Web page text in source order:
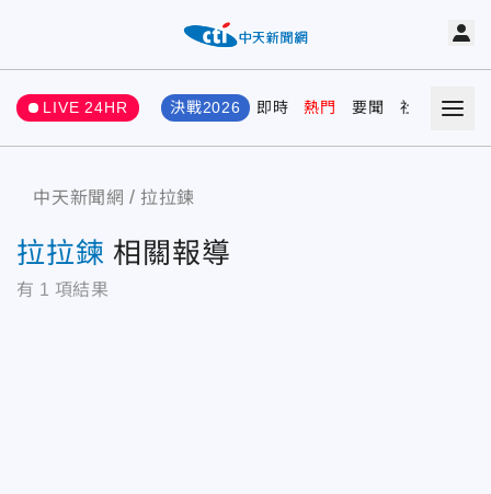
LIVE 24HR 決戰2026 即時 熱門 要聞 社會 娛樂
中天新聞網 拉拉鍊
拉拉鍊 相關報導
有 1 項結果